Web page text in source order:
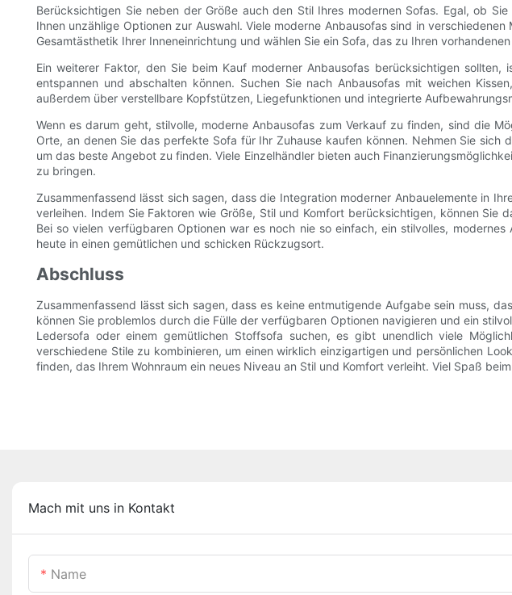
Berücksichtigen Sie neben der Größe auch den Stil Ihres modernen Sofas. Egal, ob
Ihnen unzählige Optionen zur Auswahl. Viele moderne Anbausofas sind in
Gesamtästhetik Ihrer Inneneinrichtung und wählen Sie ein Sofa, das zu Ihren
Ein weiterer Faktor, den Sie beim Kauf moderner Anbausofas berücksichtigen
entspannen und abschalten können. Suchen Sie nach Anbausofas mit weichen
außerdem über verstellbare Kopfstützen, Liegefunktionen und integrierte
Wenn es darum geht, stilvolle, moderne Anbausofas zum Verkauf zu finden, sind die
Orte, an denen Sie das perfekte Sofa für Ihr Zuhause kaufen können. Nehmen Sie
um das beste Angebot zu finden. Viele Einzelhändler bieten auch
zu bringen.
Zusammenfassend lässt sich sagen, dass die Integration moderner Anbauelemente in
verleihen. Indem Sie Faktoren wie Größe, Stil und Komfort berücksichtigen, können
Bei so vielen verfügbaren Optionen war es noch nie so einfach, ein stilvolles,
heute in einen gemütlichen und schicken Rückzugsort.
Abschluss
Zusammenfassend lässt sich sagen, dass es keine entmutigende Aufgabe sein muss,
können Sie problemlos durch die Fülle der verfügbaren Optionen navigieren und ein
Ledersofa oder einem gemütlichen Stoffsofa suchen, es gibt unendlich viele
verschiedene Stile zu kombinieren, um einen wirklich einzigartigen und persönlichen
finden, das Ihrem Wohnraum ein neues Niveau an Stil und Komfort verleiht. Viel Spaß
Mach mit uns in Kontakt
Name